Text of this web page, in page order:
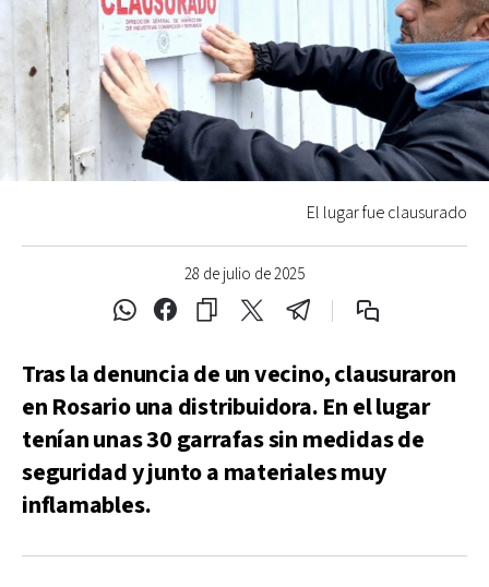
28 de julio de 2025
El lugar fue clausurado
Tras la denuncia de un vecino, clausuraron
en Rosario una distribuidora. En el lugar
tenían unas 30 garrafas sin medidas de
seguridad y junto a materiales muy
inflamables.